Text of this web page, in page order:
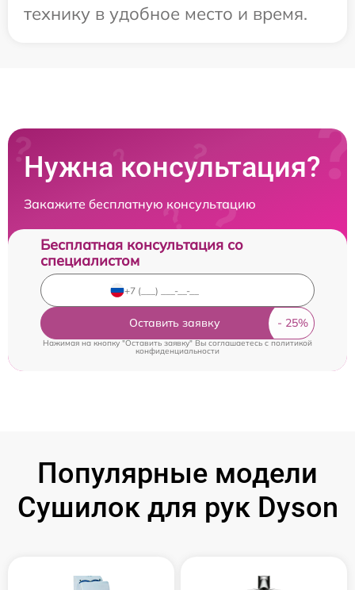
технику в удобное место и время.
Нужна консультация?
Закажите бесплатную консультацию
Бесплатная консультация со
специалистом
Оставить заявку
Нажимая на кнопку "Оставить заявку" Вы соглашаетесь cполитикой
конфиденциальности
Популярные модели
Сушилок для рук Dyson